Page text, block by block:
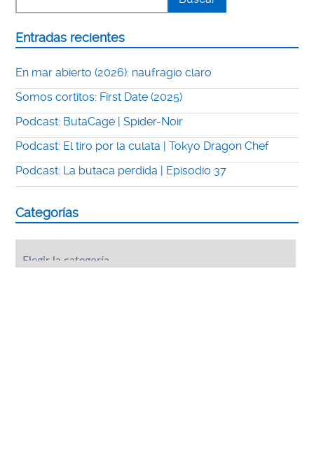
Entradas recientes
En mar abierto (2026): naufragio claro
Somos cortitos: First Date (2025)
Podcast: ButaCage | Spider-Noir
Podcast: El tiro por la culata | Tokyo Dragon Chef
Podcast: La butaca perdida | Episodio 37
Categorías